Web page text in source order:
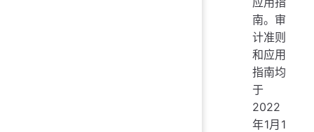
南。审
计准则
和应用
指南均
于
2022
年1月1